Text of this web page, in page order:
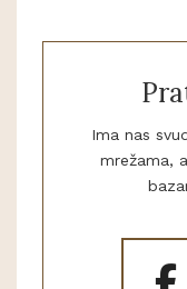
Ima nas
mrežama,